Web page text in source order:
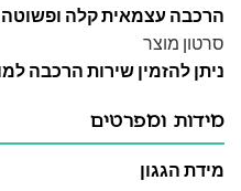
הרכבה עצמאית קלה
סרטון מוצר
ניתן להזמין שירות הרכבה למוצר
מידות ומפרטים
מידת הגגון